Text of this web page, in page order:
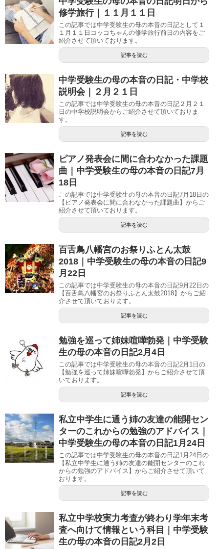
修学旅行｜１１月１１日
この記事では中学受験生の母の本音の日記として１
１月１１日コッコちゃんの修学旅行前日の内容をご
紹介させて頂いております。
記事を読む
中学受験生の母の本音の日記・中学校
説明会｜２月２１日
この記事では中学受験生の母の本音の日記２月２１
日の中学校説明会からご紹介させて頂いておりま
す。
記事を読む
ピアノ発表会に間に合わなかった課題
曲｜中学受験生の母の本音の日記7月
18日
この記事では中学受験生の母の本音の日記7月18日の
【ピアノ発表会に間に合わなかった課題曲】からご
紹介させて頂いております。
記事を読む
百舌鳥八幡宮のお祭りふとん太鼓
2018｜中学受験生の母の本音の日記9
月22日
この記事では中学受験生の母の本音の日記9月22日の
【百舌鳥八幡宮のお祭りふとん太鼓2018】からご紹
介させて頂いております。
記事を読む
勉強を巡って姉妹喧嘩勃発｜中学受験
生の母の本音の日記2月4日
この記事では中学受験生の母の本音の日記2月1日の
【勉強を巡って姉妹喧嘩勃発】からご紹介させて頂
いております。
記事を読む
私立中学生に通う姉の友達の能開セン
ターのこれからの勉強のアドバイス｜
中学受験生の母の本音の日記1月24日
この記事では中学受験生の母の本音の日記1月24日の
【私立中学生に通う姉の友達の能開センターのこれ
からの勉強のアドバイス】からご紹介させて頂いて
おります。
記事を読む
私立中学校実力考査が終わり学年末考
査へ向けて情報という科目｜中学受験
生の母の本音の日記2月2日